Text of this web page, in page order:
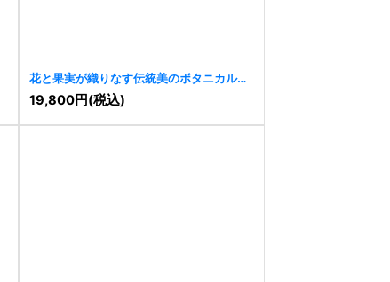
花と果実が織りなす伝統美のボタニカルロ
ゴ[ 11345]
19,800円(税込)